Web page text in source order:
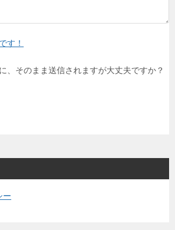
す！
、そのまま送信されますが大丈夫ですか？
ー